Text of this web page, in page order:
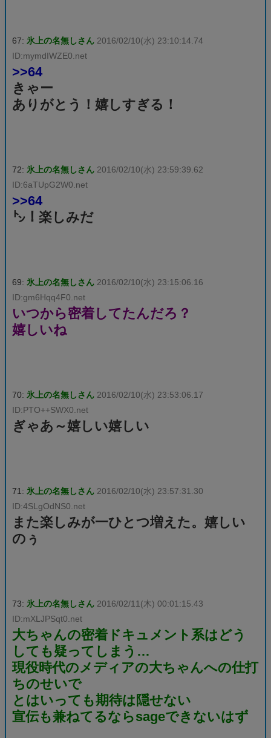
67: 氷上の名無しさん 2016/02/10(水) 23:10:14.74
ID:mymdIWZE0.net
>>64
きゃー
ありがとう！嬉しすぎる！
72: 氷上の名無しさん 2016/02/10(水) 23:59:39.62
ID:6aTUpG2W0.net
>>64
㌧！楽しみだ
69: 氷上の名無しさん 2016/02/10(水) 23:15:06.16
ID:gm6Hqq4F0.net
いつから密着してたんだろ？
嬉しいね
70: 氷上の名無しさん 2016/02/10(水) 23:53:06.17
ID:PTO++SWX0.net
ぎゃあ～嬉しい嬉しい
71: 氷上の名無しさん 2016/02/10(水) 23:57:31.30
ID:4SLgOdNS0.net
また楽しみが一ひとつ増えた。嬉しい
のぅ
73: 氷上の名無しさん 2016/02/11(木) 00:01:15.43
ID:mXLJPSqt0.net
大ちゃんの密着ドキュメント系はどう
しても疑ってしまう…
現役時代のメディアの大ちゃんへの仕打
ちのせいで
とはいっても期待は隠せない
宣伝も兼ねてるならsageできないはず